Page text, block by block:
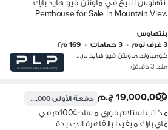
بنتهاوس للبيع في ماونتن فيو هايد بارك
Penthouse for Sale in Mountain View
بنتهاوس
3 غرف نوم
• 3 حمامات • 169 م٢
كومباوند ماونتن فيو هايد بارك، التج…
منذ 3 دقائق
19,000,000 ج.م دفعة الأولى14,200,000 ج.م
مكتب استلام فوري مساحة100م في
ماي بارك ميفيدا بالقاهرة الجديدة